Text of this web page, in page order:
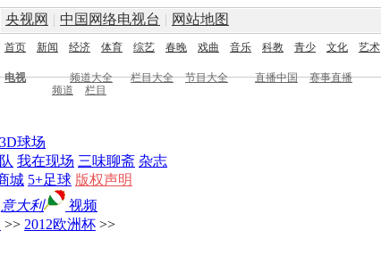
央视网 | 中国网络电视台 | 网站地图
首页 新闻 经济 体育 综艺 春晚 戏曲 音乐 科教 青少 文化 艺术
电视 频道大全 栏目大全 节目大全 直播中国 赛事直播
频道
栏目
3D球场
我在现场 三味聊斋 杂志
城 5+足球 版权声明
意大利
视频
>> 2012欧洲杯 >>